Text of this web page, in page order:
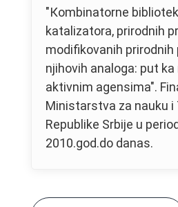
"Кombinatorne
katalizatora, prirodnih
modifikovanih prirodnih
njihovih analoga: put
aktivnim agensima".
Ministarstva za nauku i
Republike Srbije u
2010.god.do danas.